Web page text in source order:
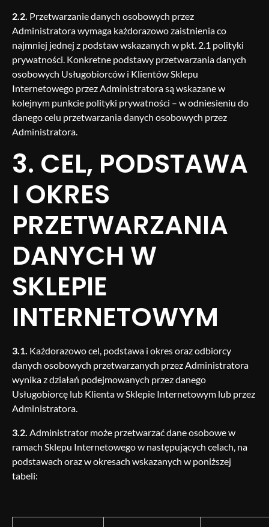
2.2. Przetwarzanie danych osobowych przez
Administratora wymaga każdorazowo zaistnienia co
najmniej jednej z podstaw wskazanych w pkt. 2.1 polityki
prywatności. Konkretne podstawy przetwarzania danych
osobowych Usługobiorców i Klientów Sklepu
Internetowego przez Administratora są wskazane w
kolejnym punkcie polityki prywatności – w odniesieniu do
danego celu przetwarzania danych osobowych przez
Administratora.
3. CEL, PODSTAWA
I OKRES
PRZETWARZANIA
DANYCH W
SKLEPIE
INTERNETOWYM
3.1. Każdorazowo cel, podstawa i okres oraz odbiorcy
danych osobowych przetwarzanych przez Administratora
wynika z działań podejmowanych przez danego
Usługobiorcę lub Klienta w Sklepie Internetowym lub przez
Administratora.
3.2. Administrator może przetwarzać dane osobowe w
ramach Sklepu Internetowego w następujących celach, na
podstawach oraz w okresach wskazanych w poniższej
tabeli: